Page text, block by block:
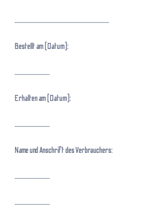
..............................................................................
Bestellt am (Datum):
.............................
Erhalten am (Datum):
.............................
Name und Anschrift des Verbrauchers:
.............................
.............................